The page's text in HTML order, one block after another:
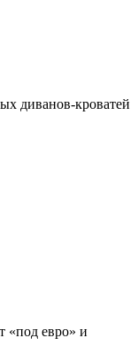
диванов-кроватей
«под евро» и